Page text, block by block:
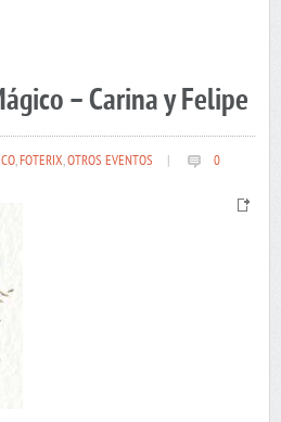
– Carina y Felipe
,FOTERIX,OTROS EVENTOS 0